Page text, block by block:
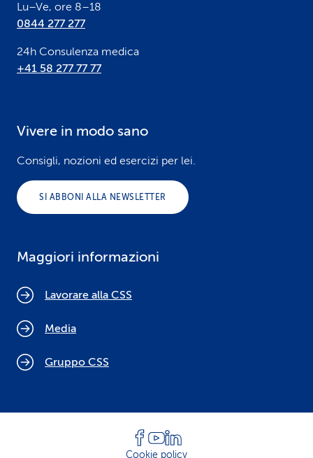
Lu–Ve, ore 8–18
0844 277 277
24h Consulenza medica
+41 58 277 77 77
Vivere in modo sano
Consigli, nozioni ed esercizi per lei.
SI ABBONI ALLA NEWSLETTER
Maggiori informazioni
Lavorare alla CSS
Media
Gruppo CSS
Cookie policy